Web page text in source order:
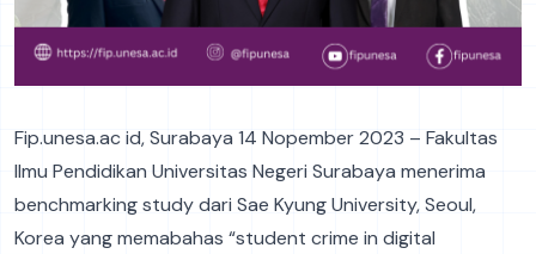
Fip.unesa.ac id, Surabaya 14 Nopember 2023 – Fakultas
Ilmu Pendidikan Universitas Negeri Surabaya menerima
benchmarking study dari Sae Kyung University, Seoul,
Korea yang memabahas “student crime in digital